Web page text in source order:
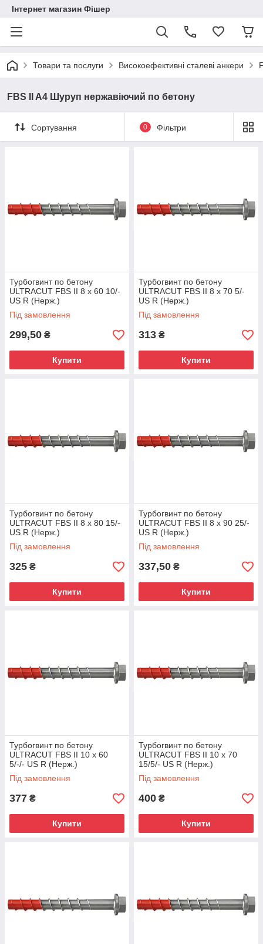
Інтернет магазин Фішер
Товари та послуги Високоефективні сталеві анкери
FBS II A4 Шуруп нержавіючий по бетону
Сортування 0 Фільтри
Турбогвинт по бетону
ULTRACUT FBS II 8 x 60 10/-
US R (Нерж.)
Під замовлення
299,50 ₴
Купити
Турбогвинт по бетону
ULTRACUT FBS II 8 x 70 5/-
US R (Нерж.)
Під замовлення
313 ₴
Купити
Турбогвинт по бетону
ULTRACUT FBS II 8 x 80 15/-
US R (Нерж.)
Під замовлення
325 ₴
Купити
Турбогвинт по бетону
ULTRACUT FBS II 8 x 90 25/-
US R (Нерж.)
Під замовлення
337,50 ₴
Купити
Турбогвинт по бетону
ULTRACUT FBS II 10 x 60
5/-/- US R (Нерж.)
Під замовлення
377 ₴
Купити
Турбогвинт по бетону
ULTRACUT FBS II 10 x 70
15/5/- US R (Нерж.)
Під замовлення
400 ₴
Купити